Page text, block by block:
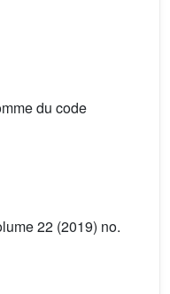
du code
22 (2019) no.